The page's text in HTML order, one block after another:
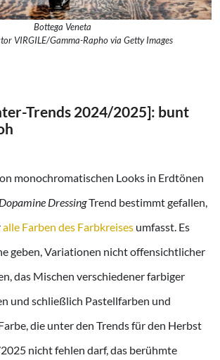
Bottega Veneta
VIRGILE/Gamma-Rapho via Getty Images
Trends 2024/2025]: bunt
monochromatischen Looks in Erdtönen
Dopamine DressingTrend bestimmt gefallen,
alle Farben des Farbkreises umfasst. Es
geben, Variationen nicht offensichtlicher
das Mischen verschiedener farbiger
und schließlich Pastellfarben und
die unter den Trends für den Herbst
nicht fehlen darf, das berühmte